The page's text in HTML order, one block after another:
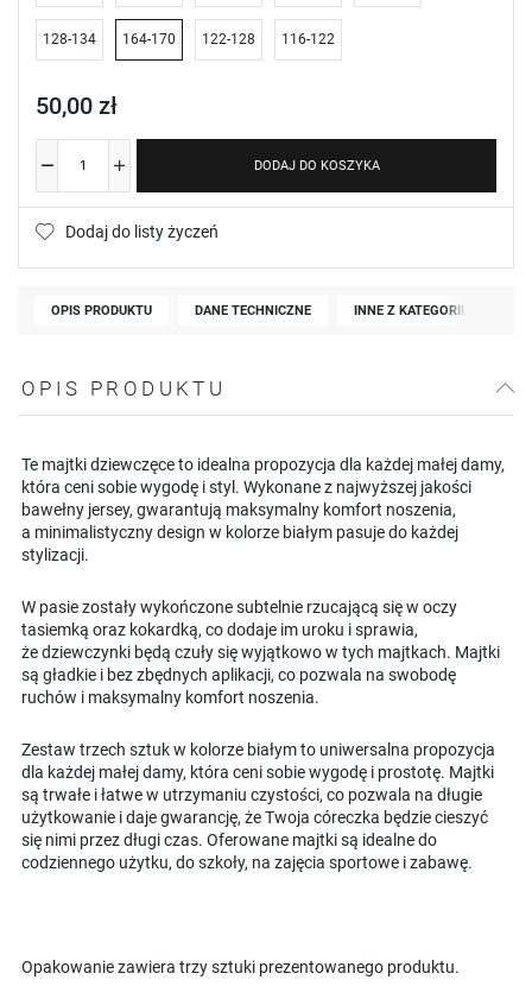
128-134 164-170 122-128 116-122
50,00 zł
DODAJ DO KOSZYKA
Dodaj do listy życzeń
OPIS PRODUKTU DANE TECHNICZNE INNE Z KATEGORII
OPIS PRODUKTU
Te majtki dziewczęce to idealna propozycja dla każdej małej damy,
która ceni sobie wygodę i styl. Wykonane z najwyższej jakości
bawełny jersey, gwarantują maksymalny komfort noszenia,
a minimalistyczny design w kolorze białym pasuje do każdej
stylizacji.
W pasie zostały wykończone subtelnie rzucającą się w oczy
tasiemką oraz kokardką, co dodaje im uroku i sprawia,
że dziewczynki będą czuły się wyjątkowo w tych majtkach. Majtki
są gładkie i bez zbędnych aplikacji, co pozwala na swobodę
ruchów i maksymalny komfort noszenia.
Zestaw trzech sztuk w kolorze białym to uniwersalna propozycja
dla każdej małej damy, która ceni sobie wygodę i prostotę. Majtki
są trwałe i łatwe w utrzymaniu czystości, co pozwala na długie
użytkowanie i daje gwarancję, że Twoja córeczka będzie cieszyć
się nimi przez długi czas. Oferowane majtki są idealne do
codziennego użytku, do szkoły, na zajęcia sportowe i zabawę.
Opakowanie zawiera trzy sztuki prezentowanego produktu.